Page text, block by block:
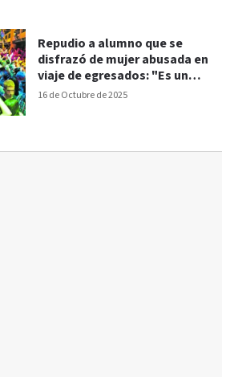
16 de Octubre de 2025
Repudio a alumno que se
disfrazó de mujer abusada en
viaje de egresados: "Es un
atentado"